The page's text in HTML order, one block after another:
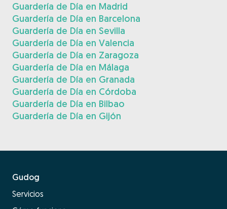
Guardería de Día en Madrid
Guardería de Día en Barcelona
Guardería de Día en Sevilla
Guardería de Día en Valencia
Guardería de Día en Zaragoza
Guardería de Día en Málaga
Guardería de Día en Granada
Guardería de Día en Córdoba
Guardería de Día en Bilbao
Guardería de Día en Gijón
Gudog
Servicios